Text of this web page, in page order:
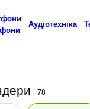
Аудіотехніка
78